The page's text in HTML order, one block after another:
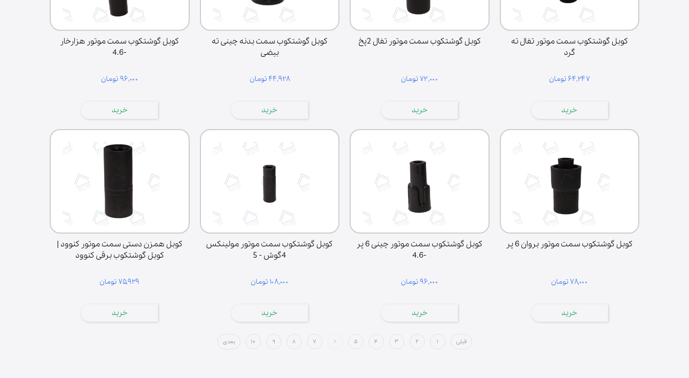
فیوز | دیود | لامپ | فیوز حرارتی
آون توستر
میکروسوییچ
دنده مخلوط‌کن
کوبل گوشتکوب سمت موتور تفال ته
گرد
۶۴,۲۴۷ تومان
خرید
کوبل گوشتکوب سمت موتور تفال 2پخ
۷۲,۰۰۰ تومان
خرید
کوبل گوشتکوب سمت بدنه چینی ته
بیضی
۴۴,۹۲۸ تومان
خرید
کوبل گوشتکوب سمت موتور هزارخار
-4.6
۹۶,۰۰۰ تومان
خرید
کوبل گوشتکوب سمت موتور بروان 6 پر
۷۸,۰۰۰ تومان
خرید
کوبل گوشتکوب سمت موتور چینی 6 پر
-4.6
۹۶,۰۰۰ تومان
خرید
کوبل گوشتکوب سمت موتور مولینکس
4گوش - 5
۱۰۸,۰۰۰ تومان
خرید
کوبل همزن دستی سمت موتور کنوود |
کوبل گوشتکوب برقی کنوود
۷۵,۹۲۹ تومان
خرید
قبلی ۱ ۲ ۳ ۴ ۵ ۶ ۷ ۸ ۹ ۱۰ بعدی